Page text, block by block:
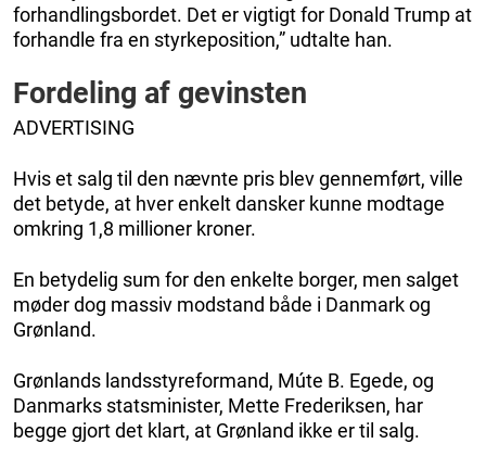
forhandlingsbordet. Det er vigtigt for Donald Trump at
forhandle fra en styrkeposition,” udtalte han.
Fordeling af gevinsten
ADVERTISING
Hvis et salg til den nævnte pris blev gennemført, ville
det betyde, at hver enkelt dansker kunne modtage
omkring 1,8 millioner kroner.
En betydelig sum for den enkelte borger, men salget
møder dog massiv modstand både i Danmark og
Grønland.
Grønlands landsstyreformand, Múte B. Egede, og
Danmarks statsminister, Mette Frederiksen, har
begge gjort det klart, at Grønland ikke er til salg.